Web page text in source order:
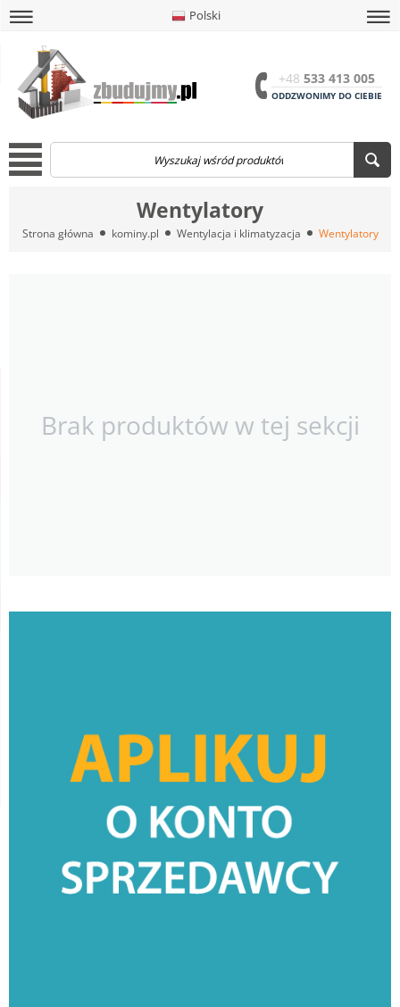
Polski
+48 533 413 005
ODDZWONIMY DO CIEBIE
menu
Wentylatory
Strona główna kominy.pl Wentylacja i klimatyzacja Wentylatory
menu
Brak produktów w tej sekcji
menu